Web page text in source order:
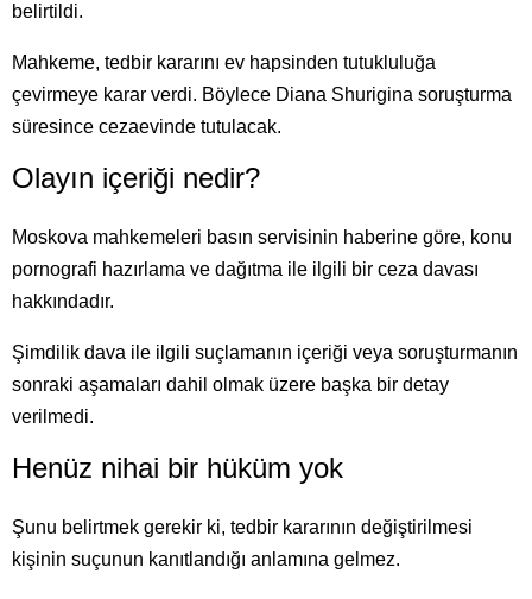
belirtildi.
Mahkeme, tedbir kararını ev hapsinden tutukluluğa
çevirmeye karar verdi. Böylece Diana Shurigina soruşturma
süresince cezaevinde tutulacak.
Olayın içeriği nedir?
Moskova mahkemeleri basın servisinin haberine göre, konu
pornografi hazırlama ve dağıtma ile ilgili bir ceza davası
hakkındadır.
Şimdilik dava ile ilgili suçlamanın içeriği veya soruşturmanın
sonraki aşamaları dahil olmak üzere başka bir detay
verilmedi.
Henüz nihai bir hüküm yok
Şunu belirtmek gerekir ki, tedbir kararının değiştirilmesi
kişinin suçunun kanıtlandığı anlamına gelmez.